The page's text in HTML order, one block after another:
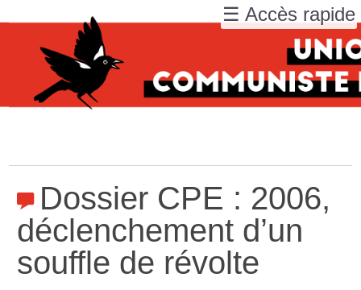
Dossier CPE : 2006,
déclenchement d’un
souffle de révolte
☰ Accès rapide